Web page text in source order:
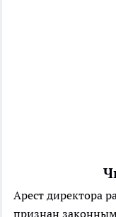
Арест директора
признан